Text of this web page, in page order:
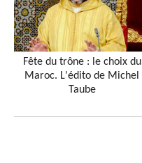
Fête du trône : le choix du
Maroc. L'édito de Michel
Taube